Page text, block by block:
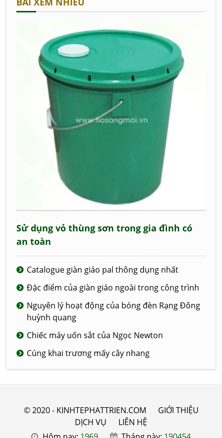
Sử dụng vỏ thùng sơn trong gia đình có
an toàn
Catalogue giàn giáo pal thông dụng nhất
Đặc điểm của giàn giáo ngoài trong công trình
Nguyên lý hoạt động của bóng đèn Rạng Đông
huỳnh quang
Chiếc máy uốn sắt của Ngọc Newton
Cúng khai trương mấy cây nhang
© 2020 - KINHTEPHATTRIEN.COM
GIỚI THIỆU
DỊCH VỤ
LIÊN HỆ